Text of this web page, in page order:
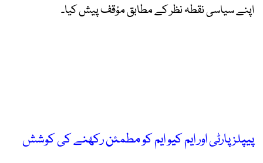
اپنے سیاسی نقطہ نظر کے مطابق مؤقف پیش کیا۔
پیپلز پارٹی اور ایم کیو ایم کو مطمئن رکھنے کی کوشش